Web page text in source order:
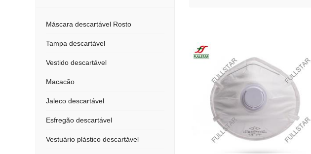
Máscara descartável Rosto
Tampa descartável
Vestido descartável
Macacão
Jaleco descartável
Esfregão descartável
Vestuário plástico descartável